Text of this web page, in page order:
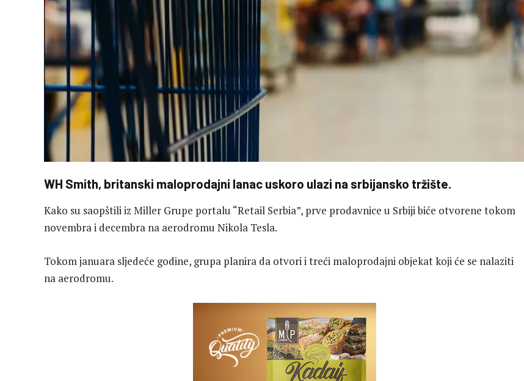
​WH Smith, britanski maloprodajni lanac uskoro ulazi na srbijansko tržište.
Kako su saopštili iz Miller Grupe portalu “Retail Serbia”, prve prodavnice u Srbiji biće otvorene tokom
novembra i decembra na aerodromu Nikola Tesla.
Tokom januara sljedeće godine, grupa planira da otvori i treći maloprodajni objekat koji će se nalaziti
na aerodromu.